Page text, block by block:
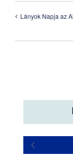
Lányok Napja az